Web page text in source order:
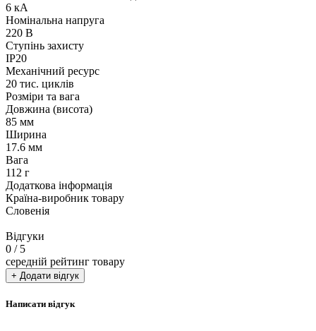
6 кА
Номінальна напруга
220 В
Ступінь захисту
IP20
Механічний ресурс
20 тис. циклів
Розміри та вага
Довжина (висота)
85 мм
Ширина
17.6 мм
Вага
112 г
Додаткова інформація
Країна-виробник товару
Словенія
Відгуки
0 / 5
середній рейтинг товару
+ Додати відгук
Написати відгук